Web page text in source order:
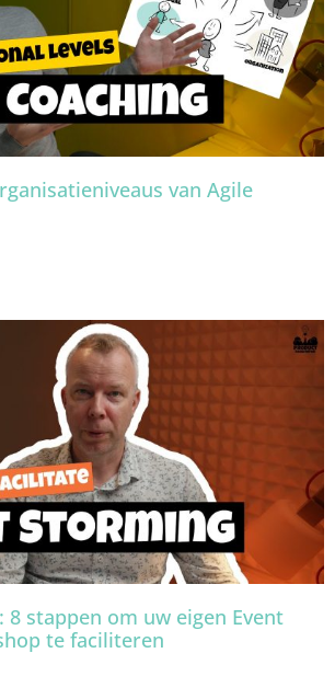
van Agile
8 stappen om uw eigen Event
te faciliteren